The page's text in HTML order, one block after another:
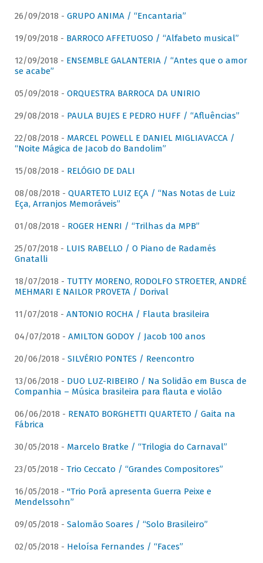
26/09/2018 - GRUPO ANIMA / “Encantaria”
19/09/2018 - BARROCO AFFETUOSO / “Alfabeto musical”
12/09/2018 - ENSEMBLE GALANTERIA / “Antes que o amor
se acabe”
05/09/2018 - ORQUESTRA BARROCA DA UNIRIO
29/08/2018 - PAULA BUJES E PEDRO HUFF / “Afluências”
22/08/2018 - MARCEL POWELL E DANIEL MIGLIAVACCA /
“Noite Mágica de Jacob do Bandolim”
15/08/2018 - RELÓGIO DE DALI
08/08/2018 - QUARTETO LUIZ EÇA / “Nas Notas de Luiz
Eça, Arranjos Memoráveis”
01/08/2018 - ROGER HENRI / “Trilhas da MPB”
25/07/2018 - LUIS RABELLO / O Piano de Radamés
Gnatalli
18/07/2018 - TUTTY MORENO, RODOLFO STROETER, ANDRÉ
MEHMARI E NAILOR PROVETA / Dorival
11/07/2018 - ANTONIO ROCHA / Flauta brasileira
04/07/2018 - AMILTON GODOY / Jacob 100 anos
20/06/2018 - SILVÉRIO PONTES / Reencontro
13/06/2018 - DUO LUZ-RIBEIRO / Na Solidão em Busca de
Companhia – Música brasileira para flauta e violão
06/06/2018 - RENATO BORGHETTI QUARTETO / Gaita na
Fábrica
30/05/2018 - Marcelo Bratke / “Trilogia do Carnaval”
23/05/2018 - Trio Ceccato / “Grandes Compositores”
16/05/2018 - "Trio Porã apresenta Guerra Peixe e
Mendelssohn”
09/05/2018 - Salomão Soares / “Solo Brasileiro”
02/05/2018 - Heloísa Fernandes / “Faces”